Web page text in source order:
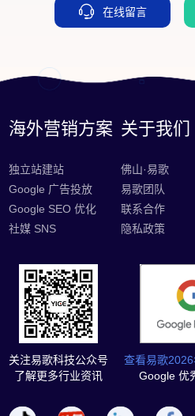
在线留言
海外营销方案
独立站建站
Google 广告投放
Google SEO 优化
社媒 SNS
关于我们
佛山·易歌
易歌团队
联系合作
隐私政策
关注易歌科技公众号
了解更多行业资讯
查看易歌
Google 优